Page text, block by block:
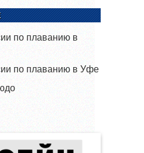
по плаванию в
по плаванию в Уфе